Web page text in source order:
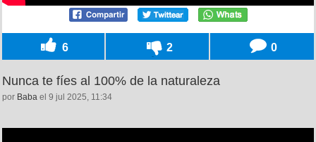
6 2 0
Nunca te fíes al 100% de la naturaleza
por Baba el 9 jul 2025, 11:34